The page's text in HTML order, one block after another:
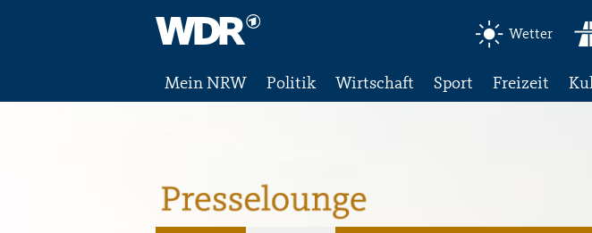
Wetter
Mein NRW Politik Wirtschaft Sport Freizeit